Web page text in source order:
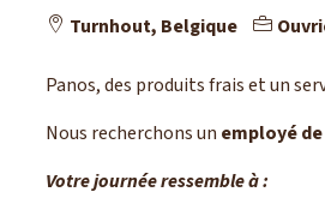
Turnhout, Belgique
Panos, des produits frais et un
Nous recherchons un employé
Votre journée ressemble à :